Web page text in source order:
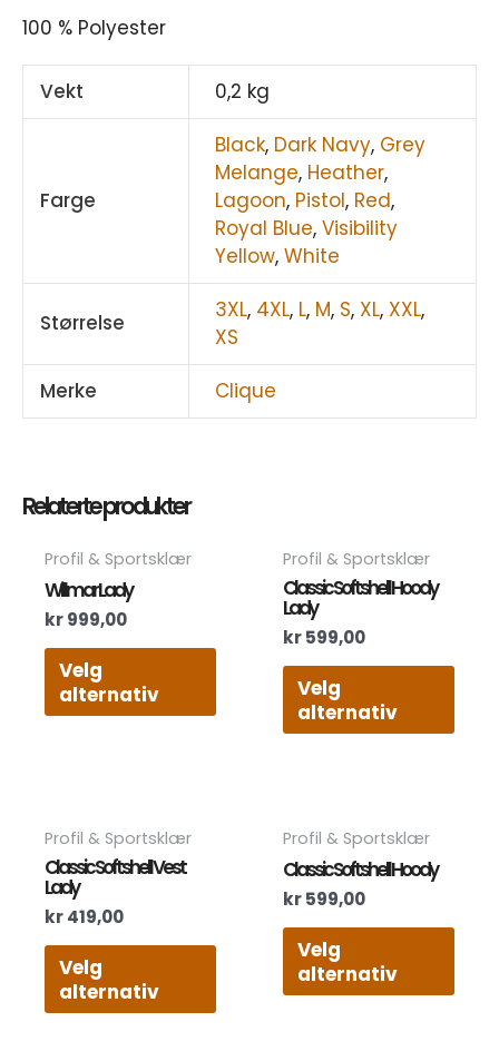
100 % Polyester
Vekt 0,2 kg
Farge
Black, Dark Navy, Grey
Melange, Heather,
Lagoon, Pistol, Red,
Royal Blue, Visibility
Yellow, White
Størrelse 3XL, 4XL, L, M, S, XL, XXL,
XS
Merke
Clique
Relaterte produkter
Profil & Sportsklær
Willmar Lady
kr999,00
Velg
alternativ
produktet
varianter.
Alternativene
velges
Profil & Sportsklær
Classic Softshell Hoody
Lady
kr599,00
Velg
alternativ
Profil & Sportsklær
Classic Softshell Vest
Lady
kr419,00
Velg
alternativ
produktet
varianter.
Alternativene
Profil & Sportsklær
Classic Softshell Hoody
kr599,00
Velg
alternativ